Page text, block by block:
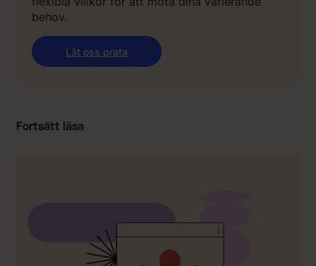
behov.
Låt oss prata
Fortsätt läsa